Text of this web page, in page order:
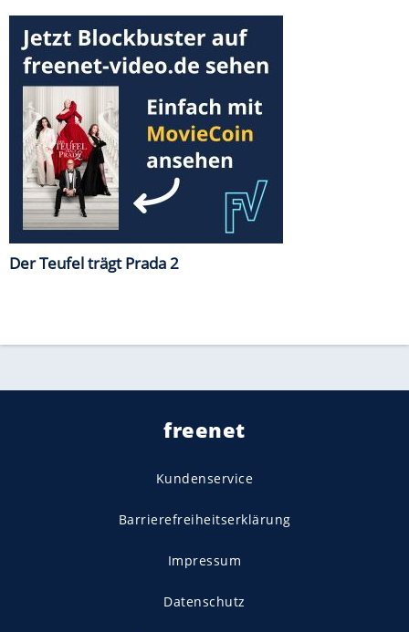
Der Teufel trägt Prada 2
freenet
Kundenservice
Barrierefreiheitserklärung
Impressum
Datenschutz